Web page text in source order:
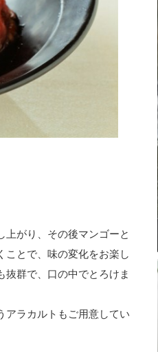
上がり、その後マンゴーと
ことで、味の変化をお楽し
抜群で、口の中でとろけま
アラカルトもご用意してい